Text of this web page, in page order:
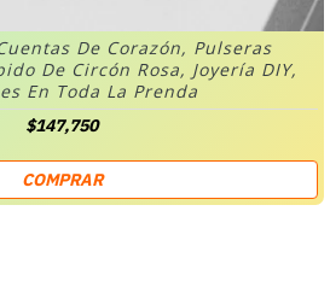
De Corazón, Pulseras
De Circón Rosa, Joyería DIY,
En Toda La Prenda
$147,750
COMPRAR